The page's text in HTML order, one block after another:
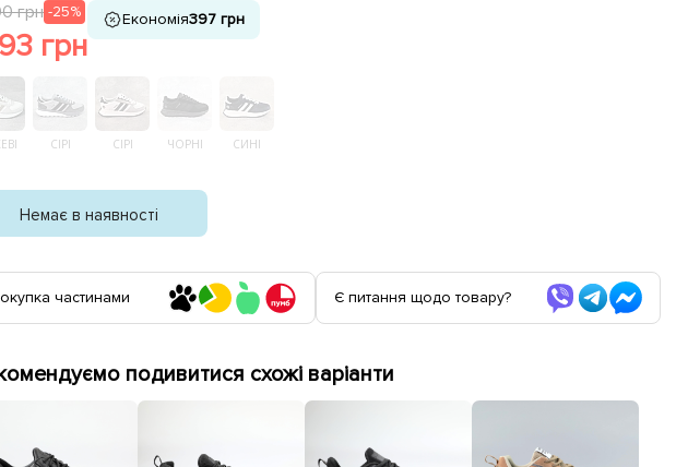
грн -25%
грн
Економія397 грн
СІРІ СІРІ ЧОРНІ СИНІ
Немає в наявності
частинами Є питання щодо товару?
подивитися схожі варіанти